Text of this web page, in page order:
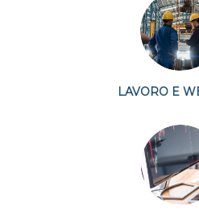
LAVORO E